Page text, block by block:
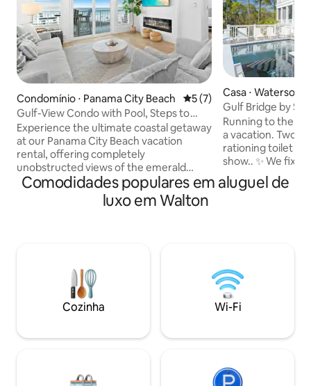
Condomínio ⋅ Panama City Beach 5 de uma avaliação média
5 (7)
Gulf-View Condo with Pool, Steps to
Sand, PCB
Experience the ultimate coastal getaway
at our Panama City Beach vacation
rental, offering completely
unobstructed views of the emerald
waters. This newly remodeled 2-
bedroom condominium features a
coastal chic design with high-end
fireplace. With a shared pool and easy
beach access with two chairs and an
umbrella, our property is the perfect
base for yo
Casa ⋅
Gulf Bridge by
Running to the
a vacation. Two
rationing toilet
show.. ✨ We fixed that. With Stay on
30A, every stay
effortless from start to
host our stays
own vacation to
Comodidades populares em aluguel de
luxo em Walton
Cozinha Wi-Fi